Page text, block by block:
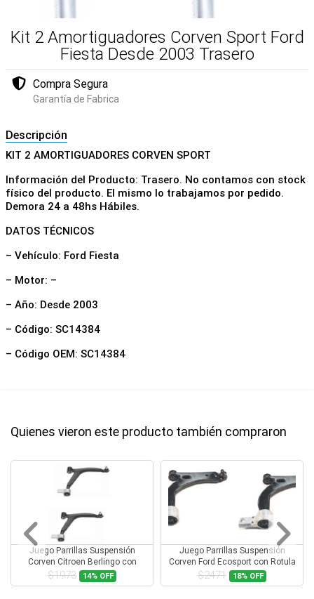
Kit 2 Amortiguadores Corven Sport Ford
Fiesta Desde 2003 Trasero
Compra Segura
Garantía de Fabrica
Descripción
KIT 2 AMORTIGUADORES CORVEN SPORT
Información del Producto: Trasero. No contamos con stock
físico del producto. El mismo lo trabajamos por pedido.
Demora 24 a 48hs Hábiles.
DATOS TÉCNICOS
– Vehículo: Ford Fiesta
– Motor: –
– Año: Desde 2003
– Código: SC14384
– Código OEM: SC14384
Quienes vieron este producto también compraron
Juego Parrillas Suspensión
Corven Citroen Berlingo con
Rotula
$1973 14% OFF
Juego Parrillas Suspensión
Corven Ford Ecosport con Rotula
$2471 18% OFF